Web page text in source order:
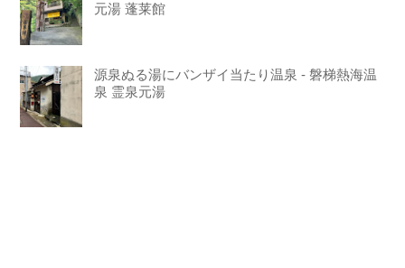
元湯 蓬莱館
源泉ぬる湯にバンザイ当たり温泉 - 磐梯熱海温
泉 霊泉元湯